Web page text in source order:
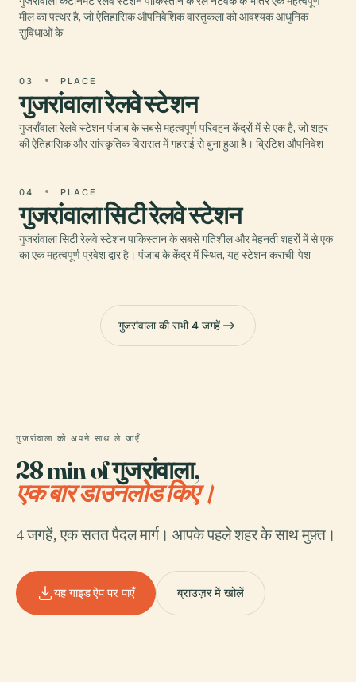
मील का पत्थर है, जो ऐतिहासिक औपनिवेशिक वास्तुकला को आवश्यक आधुनिक
सुविधाओं के
03 PLACE
गुजरांवाला रेलवे स्टेशन
गुजराँवाला रेलवे स्टेशन पंजाब के सबसे महत्वपूर्ण परिवहन केंद्रों में से एक है, जो शहर
की ऐतिहासिक और सांस्कृतिक विरासत में गहराई से बुना हुआ है। ब्रिटिश औपनिवेश
04 PLACE
गुजरांवाला सिटी रेलवे स्टेशन
गुजरांवाला सिटी रेलवे स्टेशन पाकिस्तान के सबसे गतिशील और मेहनती शहरों में से एक
का एक महत्वपूर्ण प्रवेश द्वार है। पंजाब के केंद्र में स्थित, यह स्टेशन कराची-पेश
गुजरांवाला की सभी 4 जगहें
गुजरांवाला को अपने साथ ले जाएँ
28 min of गुजरांवाला,
एक बार डाउनलोड किए।
4 जगहें, एक सतत पैदल मार्ग। आपके पहले शहर के साथ मुफ़्त।
यह गाइड ऐप पर पाएँ ब्राउज़र में खोलें